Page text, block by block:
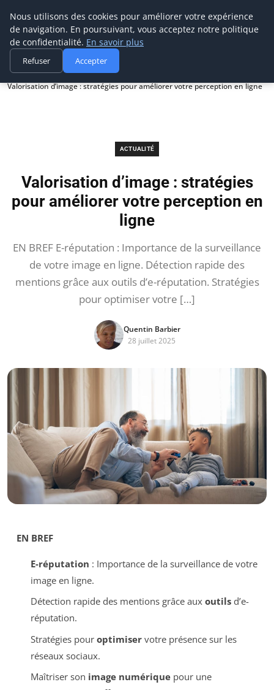
Prospection Pro
Accueil
Actualité
Valorisation d’image : stratégies pour améliorer votre perception en ligne
ACTUALITÉ
Valorisation d’image : stratégies
pour améliorer votre perception en
ligne
EN BREF E-réputation : Importance de la surveillance
de votre image en ligne. Détection rapide des
mentions grâce aux outils d’e-réputation. Stratégies
pour optimiser votre […]
Quentin Barbier
28 juillet 2025
EN BREF
E-réputation : Importance de la surveillance de votre
image en ligne.
Détection rapide des mentions grâce aux outilsd’e-
réputation.
Stratégies pour optimiservotre présence sur les
réseaux sociaux.
Maîtriser son image numériquepour une
Nous utilisons des cookies pour améliorer votre expérience
de navigation. En poursuivant, vous acceptez notre politique
de confidentialité. En savoir plus
Refuser Accepter